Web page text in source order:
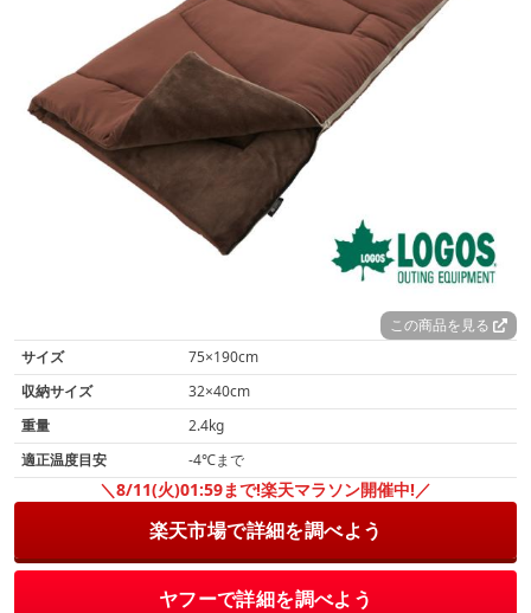
この商品を見る
サイズ
75×190cm
収納サイズ
32×40cm
重量
2.4kg
適正温度目安
-4℃まで
＼8/11(火)01:59まで!楽天マラソン開催中!／
楽天市場で詳細を調べよう
ヤフーで詳細を調べよう